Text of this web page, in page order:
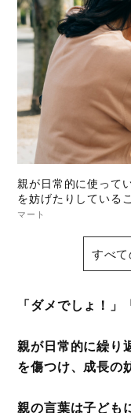
親が日常的に使って
を妨げたりしている
マート
すべて
「ダメでしょ！」
親が日常的に繰り
を傷つけ、成長の
親の言葉は子ども